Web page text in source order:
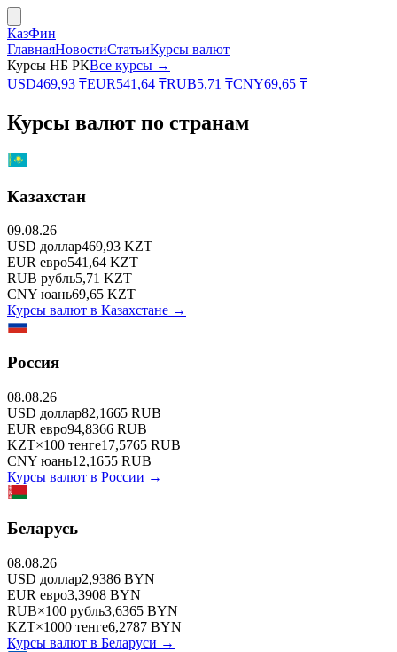
КазФин
ГлавнаяНовостиСтатьиКурсы валют
Курсы НБ РКВсе курсы →
USD469,93 ₸EUR541,64 ₸RUB5,71 ₸CNY69,65 ₸
Курсы валют по странам
Казахстан
09.08.26
USD доллар469,93 KZT
EUR евро541,64 KZT
RUB рубль5,71 KZT
CNY юань69,65 KZT
Курсы валют в Казахстане →
Россия
08.08.26
USD доллар82,1665 RUB
EUR евро94,8366 RUB
KZT×100 тенге17,5765 RUB
CNY юань12,1655 RUB
Курсы валют в России →
Беларусь
08.08.26
USD доллар2,9386 BYN
EUR евро3,3908 BYN
RUB×100 рубль3,6365 BYN
KZT×1000 тенге6,2787 BYN
Курсы валют в Беларуси →